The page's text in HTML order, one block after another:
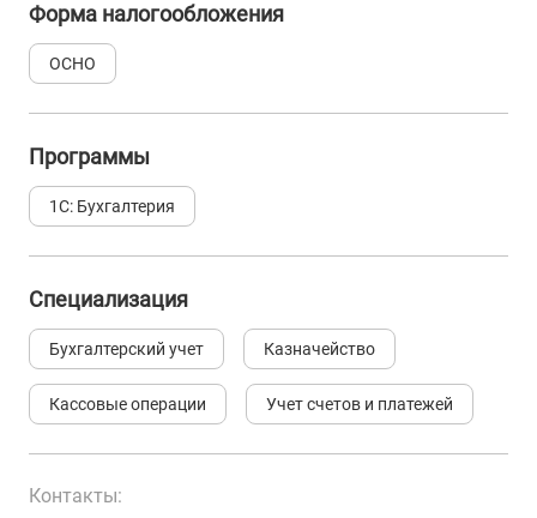
Форма налогообложения
ОСНО
Программы
1С: Бухгалтерия
Специализация
Бухгалтерский учет Казначейство
Кассовые операции Учет счетов и платежей
Контакты: